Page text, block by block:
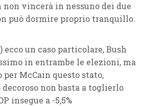
vincerà in nessuno dei due
può dormire proprio tranquillo.
ecco un caso particolare, Bush
in entrambe le elezioni, ma
per McCain questo stato,
non basta a toglierlo
insegue a -5,5%